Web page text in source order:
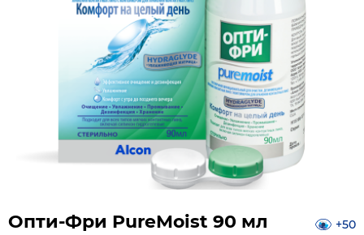
+50
Опти-Фри PureMoist 90 мл